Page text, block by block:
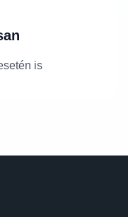
is